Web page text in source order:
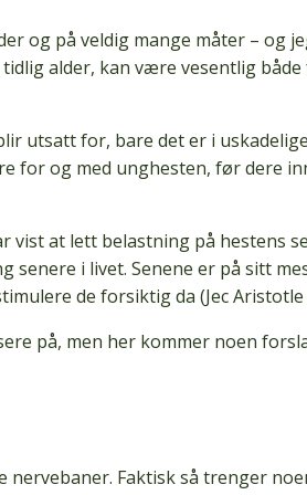
og på veldig mange måter – og
alder, kan være vesentlig
utsatt for, bare det er i
for og med unghesten, før dere
vist at lett belastning på hestens
i livet. Senene er på sitt
de forsiktig da (Jec Aristotle
på, men her kommer noen
Faktisk så trenger